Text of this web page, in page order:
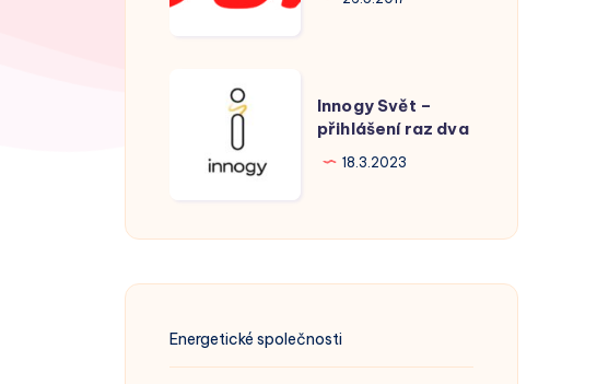
přihlášení
dva
Innogy Svět –
přihlášení raz dva
18.3.2023
Energetické společnosti